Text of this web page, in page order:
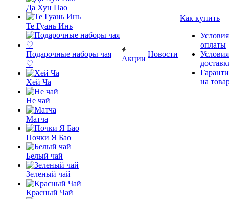
Да Хун Пао
Те Гуань Инь
Подарочные наборы чая
♡
Хей Ча
Не чай
Матча
Почки Я Бао
Белый чай
Зеленый чай
Красный Чай
Акции
Новости
Как купить
Условия
оплаты
Условия
на